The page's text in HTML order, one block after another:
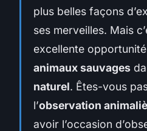
plus belles façons
ses merveilles. Mais
excellente
animaux sauvages
naturel. Êtes-vous
l’observation
avoir l’occasion